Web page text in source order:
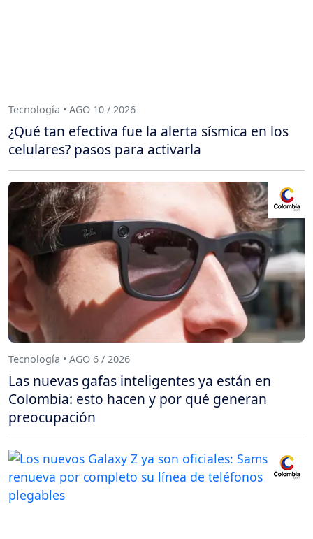
Tecnología • AGO 10 / 2026
¿Qué tan efectiva fue la alerta sísmica en los
celulares? pasos para activarla
Tecnología • AGO 6 / 2026
Las nuevas gafas inteligentes ya están en
Colombia: esto hacen y por qué generan
preocupación